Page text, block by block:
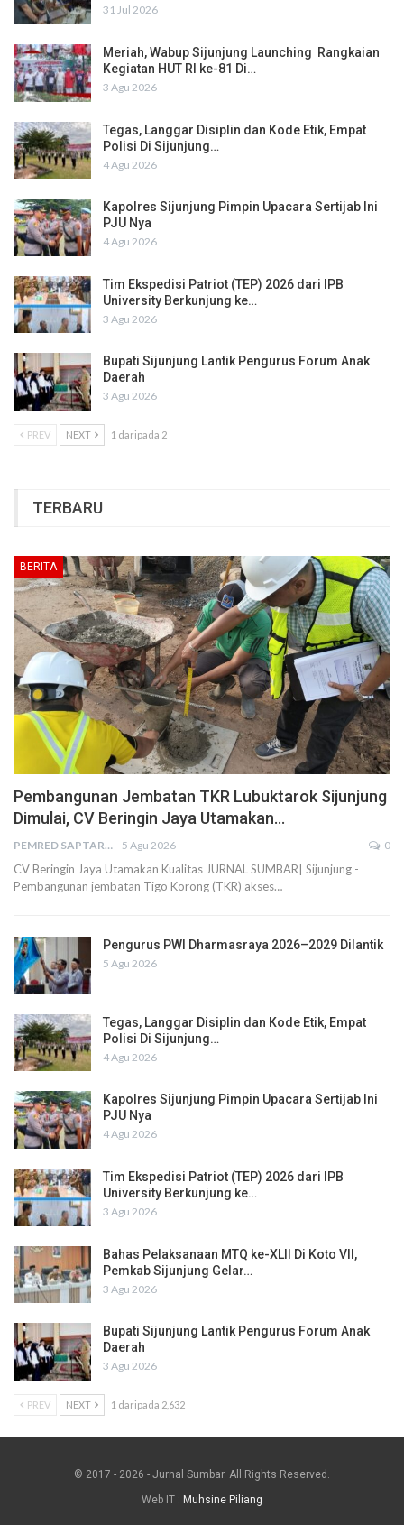
31 Jul 2026
Meriah, Wabup Sijunjung Launching Rangkaian
Kegiatan HUT RI ke-81 Di…
3 Agu 2026
Tegas, Langgar Disiplin dan Kode Etik, Empat
Polisi Di Sijunjung…
4 Agu 2026
Kapolres Sijunjung Pimpin Upacara Sertijab Ini
PJU Nya
4 Agu 2026
Tim Ekspedisi Patriot (TEP) 2026 dari IPB
University Berkunjung ke…
3 Agu 2026
Bupati Sijunjung Lantik Pengurus Forum Anak
Daerah
3 Agu 2026
PREV NEXT 1 daripada 2
TERBARU
BERITA
Pembangunan Jembatan TKR Lubuktarok Sijunjung
Dimulai, CV Beringin Jaya Utamakan…
PEMRED SAPTARIUS 5 Agu 2026 0
CV Beringin Jaya Utamakan Kualitas JURNAL SUMBAR| Sijunjung -
Pembangunan jembatan Tigo Korong (TKR) akses…
Pengurus PWI Dharmasraya 2026–2029 Dilantik
5 Agu 2026
Tegas, Langgar Disiplin dan Kode Etik, Empat
Polisi Di Sijunjung…
4 Agu 2026
Kapolres Sijunjung Pimpin Upacara Sertijab Ini
PJU Nya
4 Agu 2026
Tim Ekspedisi Patriot (TEP) 2026 dari IPB
University Berkunjung ke…
3 Agu 2026
Bahas Pelaksanaan MTQ ke-XLII Di Koto VII,
Pemkab Sijunjung Gelar…
3 Agu 2026
Bupati Sijunjung Lantik Pengurus Forum Anak
Daerah
3 Agu 2026
PREV NEXT 1 daripada 2,632
© 2017 - 2026 - Jurnal Sumbar. All Rights Reserved.
Web IT : Muhsine Piliang